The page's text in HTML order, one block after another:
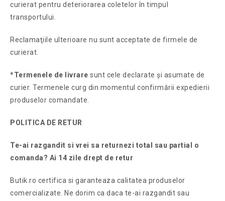
curierat pentru deteriorarea coletelor în timpul
transportului.
Reclamaţiile ulterioare nu sunt acceptate de firmele de
curierat.
*Termenele de livrare sunt cele declarate și asumate de
curier. Termenele curg din momentul confirmării expedierii
produselor comandate.
POLITICA DE RETUR
Te-ai razgandit si vrei sa returnezi total sau partial o
comanda? Ai 14 zile drept de retur
Butik.ro certifica si garanteaza calitatea produselor
comercializate. Ne dorim ca daca te-ai razgandit sau